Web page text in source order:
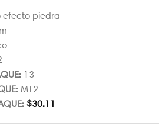
piedra
13
MT2
$30.11